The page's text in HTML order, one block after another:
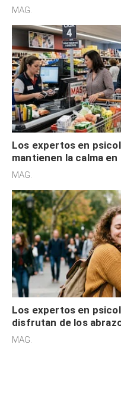
defensiva y tienen
MAG.
Los expertos en
mantienen la calma
cognitiva, gratitud y
MAG.
Los expertos en
disfrutan de los
sensibilidad a los
MAG.